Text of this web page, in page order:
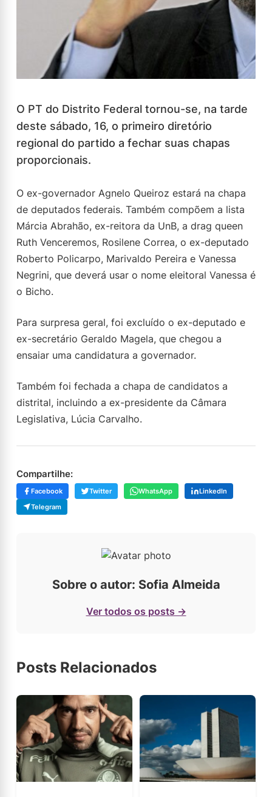
O PT do Distrito Federal tornou-se, na tarde
deste sábado, 16, o primeiro diretório
regional do partido a fechar suas chapas
proporcionais.
O ex-governador Agnelo Queiroz estará na chapa
de deputados federais. Também compõem a lista
Márcia Abrahão, ex-reitora da UnB, a drag queen
Ruth Venceremos, Rosilene Correa, o ex-deputado
Roberto Policarpo, Marivaldo Pereira e Vanessa
Negrini, que deverá usar o nome eleitoral Vanessa é
o Bicho.
Para surpresa geral, foi excluído o ex-deputado e
ex-secretário Geraldo Magela, que chegou a
ensaiar uma candidatura a governador.
Também foi fechada a chapa de candidatos a
distrital, incluindo a ex-presidente da Câmara
Legislativa, Lúcia Carvalho.
Compartilhe:
Facebook Twitter WhatsApp
LinkedIn
Telegram
Sobre o autor: Sofia Almeida
Ver todos os posts →
Posts Relacionados